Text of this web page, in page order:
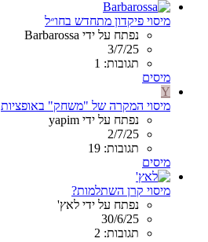
מיסוי פיקדון מתחדש בחו״ל
נפתח על ידי Barbarossa
3/7/25
תגובות: 1
מיסים
Y
מיסוי המקרה של "משחק" באופציות
נפתח על ידי yapim
2/7/25
תגובות: 19
מיסים
מיסוי קרן השתלמות?
נפתח על ידי לאץ'
30/6/25
תגובות: 2